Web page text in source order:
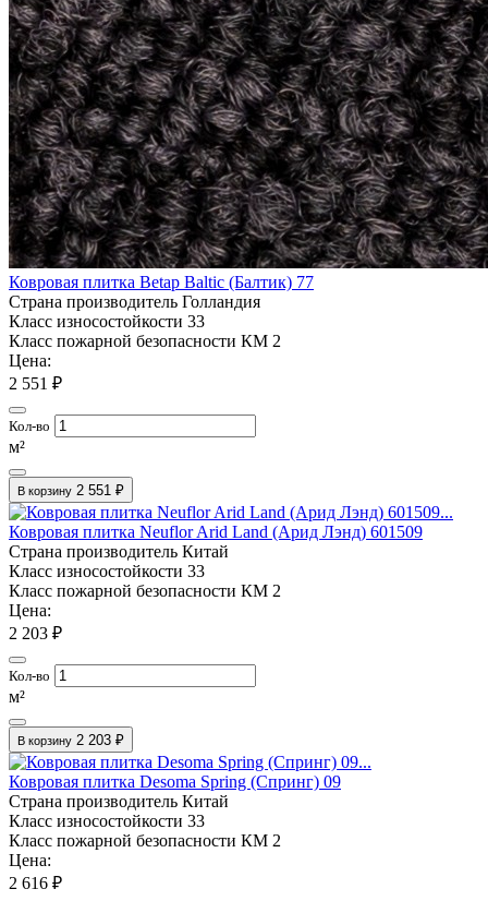
Ковровая плитка Betap Baltic (Балтик) 77
Страна производитель Голландия
Класс износостойкости 33
Класс пожарной безопасности КМ 2
Цена:
2 551 ₽
Кол-во
м²
В корзину 2 551 ₽
Ковровая плитка Neuflor Arid Land (Арид Лэнд) 601509
Страна производитель Китай
Класс износостойкости 33
Класс пожарной безопасности КМ 2
Цена:
2 203 ₽
Кол-во
м²
В корзину 2 203 ₽
Ковровая плитка Desoma Spring (Спринг) 09
Страна производитель Китай
Класс износостойкости 33
Класс пожарной безопасности КМ 2
Цена:
2 616 ₽